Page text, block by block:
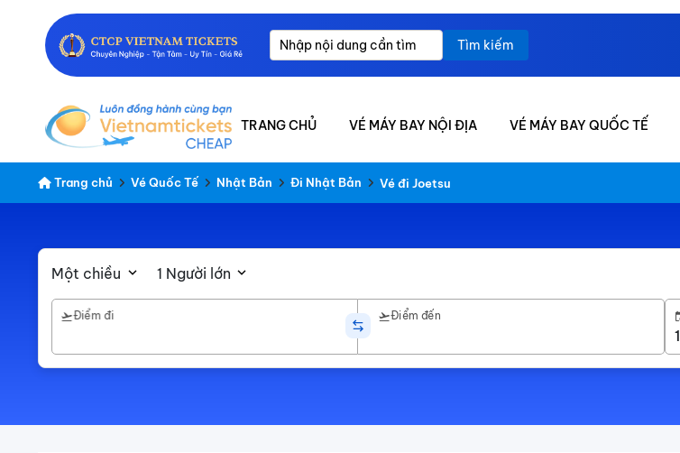
Tìm kiếm
TRANG CHỦ VÉ MÁY BAY NỘI ĐỊA VÉ MÁY BAY QUỐC TẾ
Trang chủ Vé Quốc Tế Nhật Bản Đi Nhật Bản Vé đi Joetsu
Một chiều 1 Người lớn
Điểm đi Điểm đến